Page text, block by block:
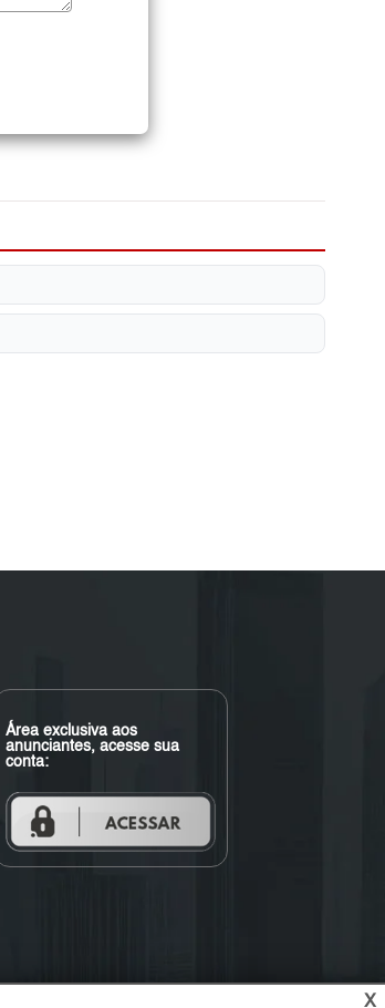
Área exclusiva aos
anunciantes, acesse sua
conta:
X